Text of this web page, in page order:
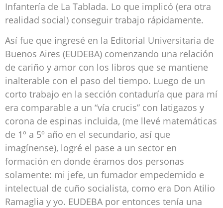
Infantería de La Tablada. Lo que implicó (era otra
realidad social) conseguir trabajo rápidamente.
Así fue que ingresé en la Editorial Universitaria de
Buenos Aires (EUDEBA) comenzando una relación
de cariño y amor con los libros que se mantiene
inalterable con el paso del tiempo. Luego de un
corto trabajo en la sección contaduría que para mí
era comparable a un “vía crucis” con latigazos y
corona de espinas incluida, (me llevé matemáticas
de 1º a 5º año en el secundario, así que
imagínense), logré el pase a un sector en
formación en donde éramos dos personas
solamente: mi jefe, un fumador empedernido e
intelectual de cuño socialista, como era Don Atilio
Ramaglia y yo. EUDEBA por entonces tenía una